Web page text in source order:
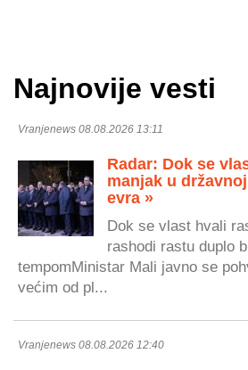
Najnovije vesti
Vranjenews 08.08.2026 13:11
Radar: Dok se
manjak u
evra »
Dok se vlast hvali
rashodi rastu duplo
tempomMinistar Mali javno se
većim od pl...
Vranjenews 08.08.2026 12:40